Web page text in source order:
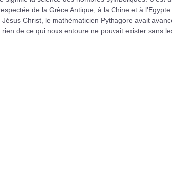
de la Grèce Antique, à la Chine et à
Jésus Christ, le mathématicien Pythagore avait
de ce qui nous entoure ne pouvait exister sans